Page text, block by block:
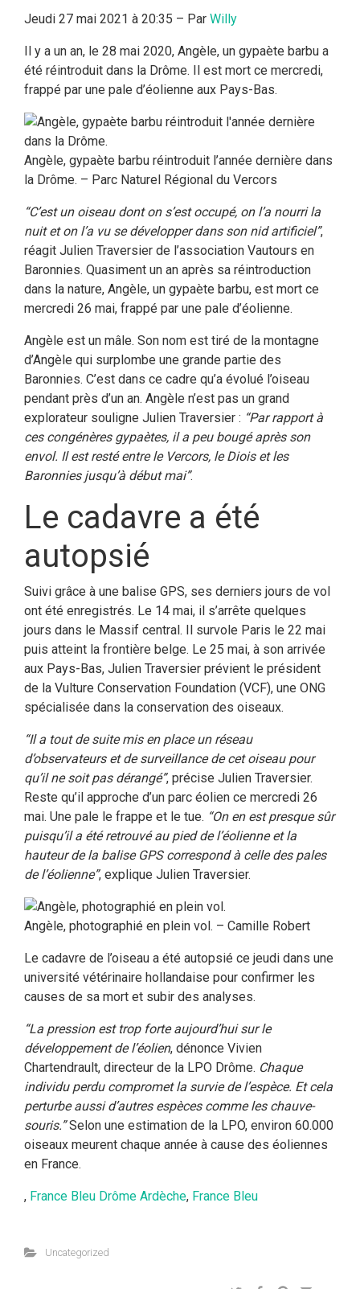
Jeudi 27 mai 2021 à 20:35 – Par Willy
Il y a un an, le 28 mai 2020, Angèle, un gypaète barbu a
été réintroduit dans la Drôme. Il est mort ce mercredi,
frappé par une pale d’éolienne aux Pays-Bas.
Angèle, gypaète barbu réintroduit l’année dernière dans
la Drôme. – Parc Naturel Régional du Vercors
“C’est un oiseau dont on s’est occupé, on l’a nourri la
nuit et on l’a vu se développer dans son nid artificiel”,
réagit Julien Traversier de l’association Vautours en
Baronnies. Quasiment un an après sa réintroduction
dans la nature, Angèle, un gypaète barbu, est mort ce
mercredi 26 mai, frappé par une pale d’éolienne.
Angèle est un mâle. Son nom est tiré de la montagne
d’Angèle qui surplombe une grande partie des
Baronnies. C’est dans ce cadre qu’a évolué l’oiseau
pendant près d’un an. Angèle n’est pas un grand
explorateur souligne Julien Traversier : “Par rapport à
ces congénères gypaètes, il a peu bougé après son
envol. Il est resté entre le Vercors, le Diois et les
Baronnies jusqu’à début mai”.
Le cadavre a été
autopsié
Suivi grâce à une balise GPS, ses derniers jours de vol
ont été enregistrés. Le 14 mai, il s’arrête quelques
jours dans le Massif central. Il survole Paris le 22 mai
puis atteint la frontière belge. Le 25 mai, à son arrivée
aux Pays-Bas, Julien Traversier prévient le président
de la Vulture Conservation Foundation (VCF), une ONG
spécialisée dans la conservation des oiseaux.
“Il a tout de suite mis en place un réseau
d’observateurs et de surveillance de cet oiseau pour
qu’il ne soit pas dérangé”, précise Julien Traversier.
Reste qu’il approche d’un parc éolien ce mercredi 26
mai. Une pale le frappe et le tue. “On en est presque sûr
puisqu’il a été retrouvé au pied de l’éolienne et la
hauteur de la balise GPS correspond à celle des pales
de l’éolienne”, explique Julien Traversier.
Angèle, photographié en plein vol. – Camille Robert
Le cadavre de l’oiseau a été autopsié ce jeudi dans une
université vétérinaire hollandaise pour confirmer les
causes de sa mort et subir des analyses.
“La pression est trop forte aujourd’hui sur le
développement de l’éolien, dénonce Vivien
Chartendrault, directeur de la LPO Drôme. Chaque
individu perdu compromet la survie de l’espèce. Et cela
perturbe aussi d’autres espèces comme les chauve-
souris.”Selon une estimation de la LPO, environ 60.000
oiseaux meurent chaque année à cause des éoliennes
en France.
, France Bleu Drôme Ardèche, France Bleu
Uncategorized